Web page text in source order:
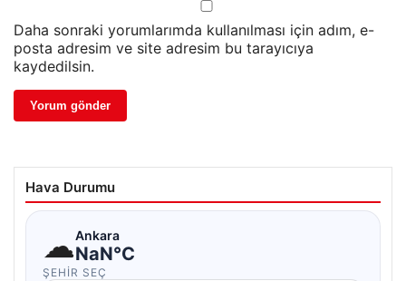
Daha sonraki yorumlarımda kullanılması için adım, e-
posta adresim ve site adresim bu tarayıcıya
kaydedilsin.
Hava Durumu
☁Ankara
NaN°C
ŞEHIR SEÇ